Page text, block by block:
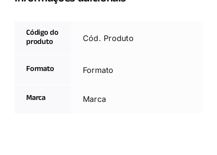
Código do
produto Cód. Produto
Formato Formato
Marca Marca